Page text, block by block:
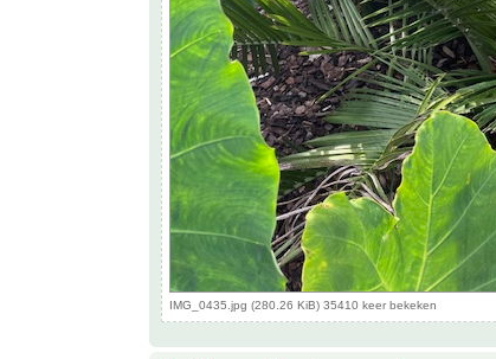
IMG_0435.jpg (280.26 KiB) 35410 keer bekeken